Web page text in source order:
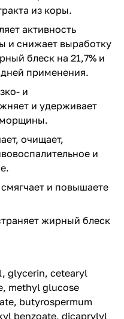
из коры.
активность
и снижает выработку
блеск на 21,7% и
применения.
и
и удерживает
морщины.
очищает,
и
и повышаете
жирный блеск
glycerin, cetearyl
methyl glucose
butyrospermum
benzoate, dicaprylyl